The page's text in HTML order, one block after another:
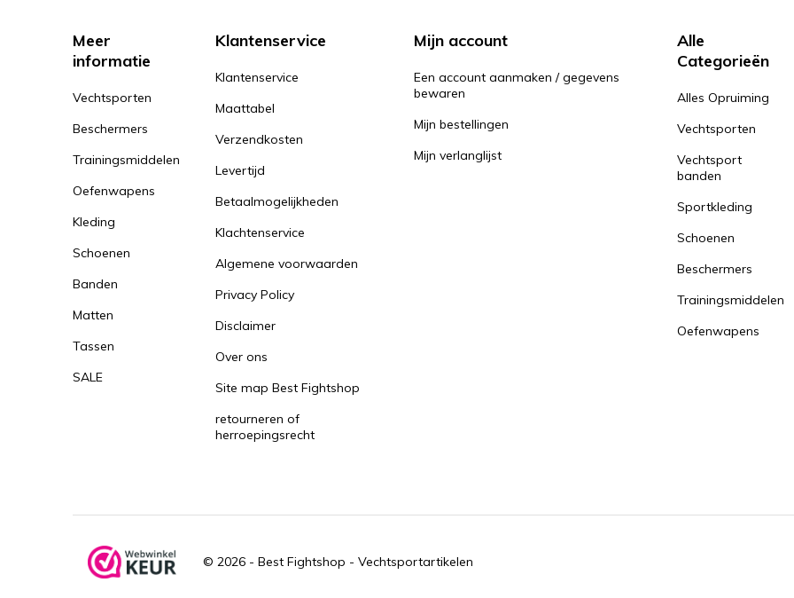
Meer
informatie
Vechtsporten
Beschermers
Trainingsmiddelen
Oefenwapens
Kleding
Schoenen
Banden
Matten
Tassen
SALE
Klantenservice
Klantenservice
Maattabel
Verzendkosten
Levertijd
Betaalmogelijkheden
Klachtenservice
Algemene voorwaarden
Privacy Policy
Disclaimer
Over ons
Site map Best Fightshop
retourneren of
herroepingsrecht
Mijn account
Een account aanmaken / gegevens
bewaren
Mijn bestellingen
Mijn verlanglijst
Alle
Categorieën
Alles Opruiming
Vechtsporten
Vechtsport
banden
Sportkleding
Schoenen
Beschermers
Trainingsmiddelen
Oefenwapens
© 2026 - Best Fightshop - Vechtsportartikelen